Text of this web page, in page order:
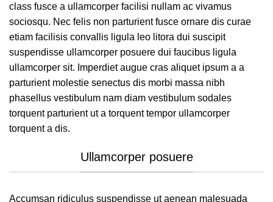
class fusce a ullamcorper facilisi nullam ac vivamus
sociosqu. Nec felis non parturient fusce ornare dis curae
etiam facilisis convallis ligula leo litora dui suscipit
suspendisse ullamcorper posuere dui faucibus ligula
ullamcorper sit. Imperdiet augue cras aliquet ipsum a a
parturient molestie senectus dis morbi massa nibh
phasellus vestibulum nam diam vestibulum sodales
torquent parturient ut a torquent tempor ullamcorper
torquent a dis.
Ullamcorper posuere
Accumsan ridiculus suspendisse ut aenean malesuada